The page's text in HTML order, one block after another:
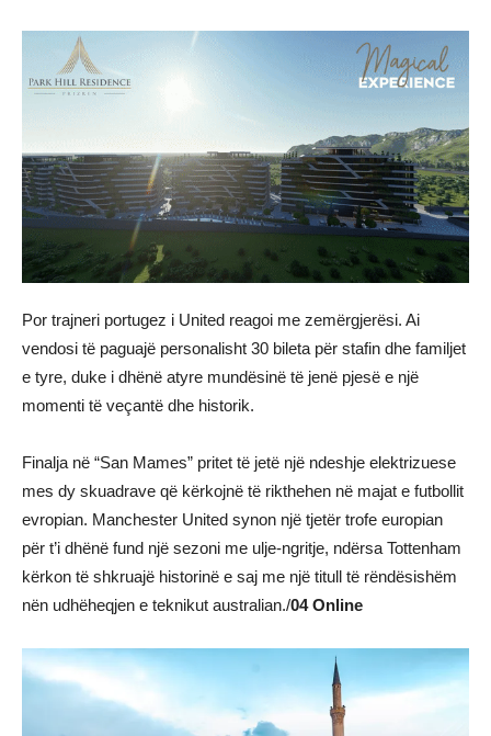
Por trajneri portugez i United reagoi me zemërgjerësi. Ai
vendosi të paguajë personalisht 30 bileta për stafin dhe familjet
e tyre, duke i dhënë atyre mundësinë të jenë pjesë e një
momenti të veçantë dhe historik.
Finalja në “San Mames” pritet të jetë një ndeshje elektrizuese
mes dy skuadrave që kërkojnë të rikthehen në majat e futbollit
evropian. Manchester United synon një tjetër trofe europian
për t’i dhënë fund një sezoni me ulje-ngritje, ndërsa Tottenham
kërkon të shkruajë historinë e saj me një titull të rëndësishëm
nën udhëheqjen e teknikut australian./04 Online